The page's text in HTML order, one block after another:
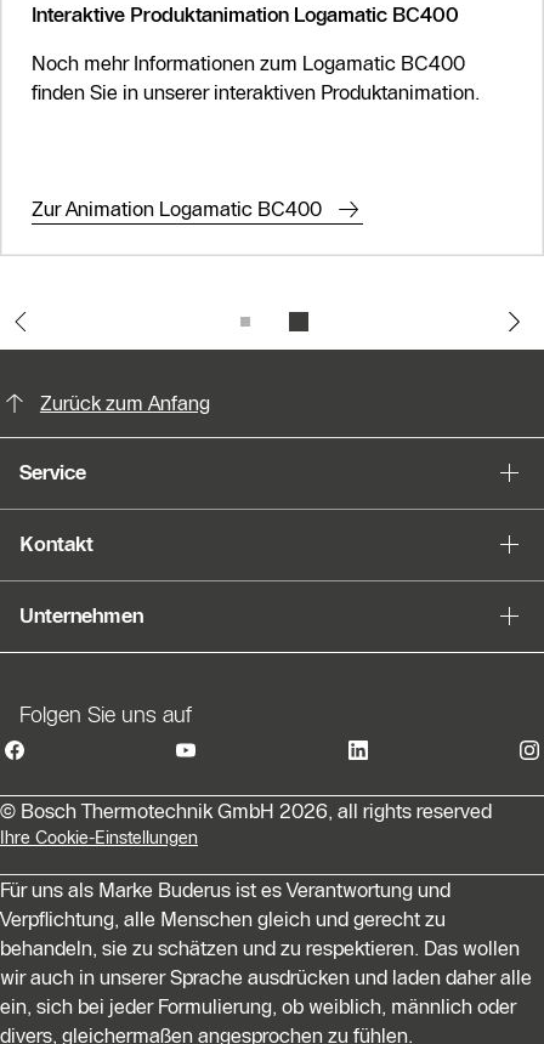
Interaktive Produktanimation Logamatic BC400
Noch mehr Informationen zum Logamatic BC400
finden Sie in unserer interaktiven Produktanimation.
Zur Animation Logamatic BC400
Zurück zum Anfang
Service
Kontakt
Unternehmen
Folgen Sie uns auf
© Bosch Thermotechnik GmbH 2026, all rights reserved
Ihre Cookie-Einstellungen
Für uns als Marke Buderus ist es Verantwortung und
Verpflichtung, alle Menschen gleich und gerecht zu
behandeln, sie zu schätzen und zu respektieren. Das wollen
wir auch in unserer Sprache ausdrücken und laden daher alle
ein, sich bei jeder Formulierung, ob weiblich, männlich oder
divers, gleichermaßen angesprochen zu fühlen.